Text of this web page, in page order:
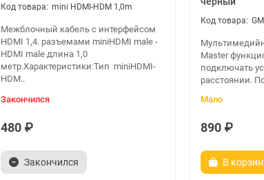
mini HDMI-HDM 1,0m
Межблочный кабель с интерфейсом
HDMI 1,4. разъемами miniHDMI male -
HDMI male длина 1,0
метр.Характеристики:Тип miniHDMI-
HDM..
Закончился
480 ₽
Закончился
Master
подключать
расстоянии.
Мало
890 ₽
В